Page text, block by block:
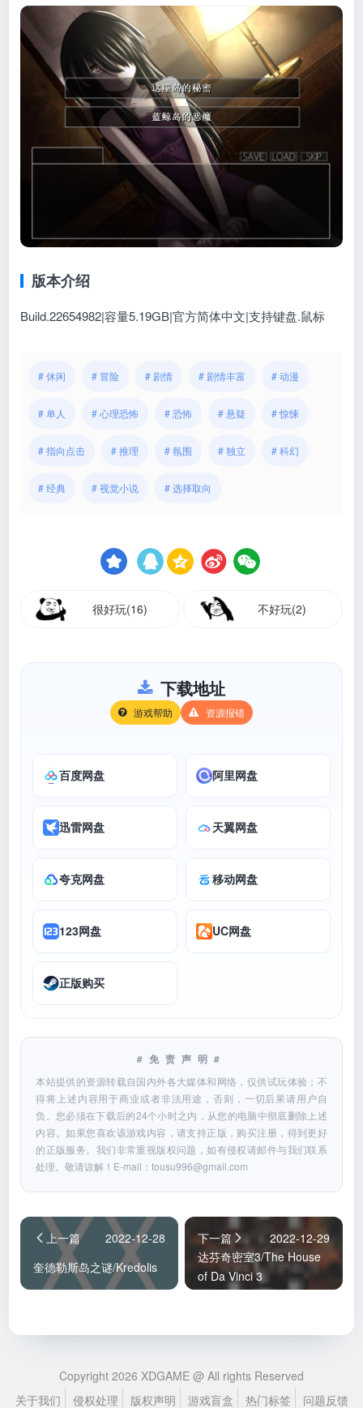
版本介绍
Build.22654982|容量5.19GB|官方简体中文|支持键盘.鼠标
# 休闲 # 冒险 # 剧情 # 剧情丰富 # 动漫
# 单人 # 心理恐怖 # 恐怖 # 悬疑 # 惊悚
# 指向点击 # 推理 # 氛围 # 独立 # 科幻
# 经典 # 视觉小说 # 选择取向
很好玩(16) 不好玩(2)
下载地址
游戏帮助 资源报错
百度网盘 阿里网盘
迅雷网盘 天翼网盘
夸克网盘 移动网盘
123网盘 UC网盘
正版购买
#免责声明#
本站提供的资源转载自国内外各大媒体和网络，仅供试玩体验；不
得将上述内容用于商业或者非法用途，否则，一切后果请用户自
负。您必须在下载后的24个小时之内，从您的电脑中彻底删除上述
内容。如果您喜欢该游戏内容，请支持正版，购买注册，得到更好
的正版服务。我们非常重视版权问题，如有侵权请邮件与我们联系
处理。敬请谅解！E-mail：tousu996@gmail.com
上一篇
2022-12-28
奎德勒斯岛之谜/Kredolis
下一篇
2022-12-29
达芬奇密室3/The House
of Da Vinci 3
Copyright 2026 XDGAME @ All rights Reserved
关于我们
侵权处理 版权声明 游戏盲盒 热门标签 问题反馈